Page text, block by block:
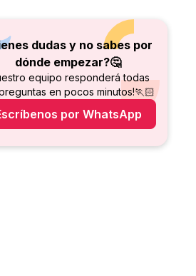
dudas y no sabes por
dónde empezar?🤔
equipo responderá todas
en pocos minutos!🏃🏻
por WhatsApp